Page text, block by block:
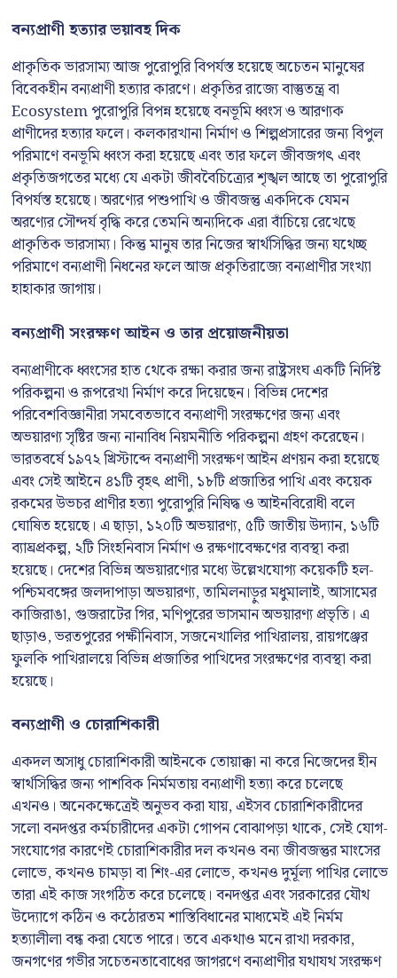
বন্যপ্রাণী হত্যার ভয়াবহ দিক
প্রাকৃতিক ভারসাম্য আজ পুরোপুরি বিপর্যস্ত হয়েছে অচেতন মানুষের
বিবেকহীন বন্যপ্রাণী হত্যার কারণে। প্রকৃতির রাজ্যে বাস্তুতন্ত্র বা
Ecosystem পুরোপুরি বিপন্ন হয়েছে বনভূমি ধ্বংস ও আরণ্যক
প্রাণীদের হত্যার ফলে। কলকারখানা নির্মাণ ও শিল্পপ্রসারের জন্য বিপুল
পরিমাণে বনভূমি ধ্বংস করা হয়েছে এবং তার ফলে জীবজগৎ এবং
প্রকৃতিজগতের মধ্যে যে একটা জীববৈচিত্র্যের শৃঙ্খল আছে তা পুরোপুরি
বিপর্যস্ত হয়েছে। অরণ্যের পশুপাখি ও জীবজন্তু একদিকে যেমন
অরণ্যের সৌন্দর্য বৃদ্ধি করে তেমনি অন্যদিকে এরা বাঁচিয়ে রেখেছে
প্রাকৃতিক ভারসাম্য। কিন্তু মানুষ তার নিজের স্বার্থসিদ্ধির জন্য যথেচ্ছ
পরিমাণে বন্যপ্রাণী নিধনের ফলে আজ প্রকৃতিরাজ্যে বন্যপ্রাণীর সংখ্যা
হাহাকার জাগায়।
বন্যপ্রাণী সংরক্ষণ আইন ও তার প্রয়োজনীয়তা
বন্যপ্রাণীকে ধ্বংসের হাত থেকে রক্ষা করার জন্য রাষ্ট্রসংঘ একটি নির্দিষ্ট
পরিকল্পনা ও রূপরেখা নির্মাণ করে দিয়েছেন। বিভিন্ন দেশের
পরিবেশবিজ্ঞানীরা সমবেতভাবে বন্যপ্রাণী সংরক্ষণের জন্য এবং
অভয়ারণ্য সৃষ্টির জন্য নানাবিধ নিয়মনীতি পরিকল্পনা গ্রহণ করেছেন।
ভারতবর্ষে ১৯৭২ খ্রিস্টাব্দে বন্যপ্রাণী সংরক্ষণ আইন প্রণয়ন করা হয়েছে
এবং সেই আইনে ৪১টি বৃহৎ প্রাণী, ১৮টি প্রজাতির পাখি এবং কয়েক
রকমের উভচর প্রাণীর হত্যা পুরোপুরি নিষিদ্ধ ও আইনবিরোধী বলে
ঘোষিত হয়েছে। এ ছাড়া, ১২০টি অভয়ারণ্য, ৫টি জাতীয় উদ্যান, ১৬টি
ব্যাঘ্রপ্রকল্প, ২টি সিংহনিবাস নির্মাণ ও রক্ষণাবেক্ষণের ব্যবস্থা করা
হয়েছে। দেশের বিভিন্ন অভয়ারণ্যের মধ্যে উল্লেখযোগ্য কয়েকটি হল-
পশ্চিমবঙ্গের জলদাপাড়া অভয়ারণ্য, তামিলনাড়ুর মধুমালাই, আসামের
কাজিরাঙা, গুজরাটের গির, মণিপুরের ভাসমান অভয়ারণ্য প্রভৃতি। এ
ছাড়াও, ভরতপুরের পক্ষীনিবাস, সজনেখালির পাখিরালয়, রায়গঞ্জের
ফুলকি পাখিরালয়ে বিভিন্ন প্রজাতির পাখিদের সংরক্ষণের ব্যবস্থা করা
হয়েছে।
বন্যপ্রাণী ও চোরাশিকারী
একদল অসাধু চোরাশিকারী আইনকে তোয়াক্কা না করে নিজেদের হীন
স্বার্থসিদ্ধির জন্য পাশবিক নির্মমতায় বন্যপ্রাণী হত্যা করে চলেছে
এখনও। অনেকক্ষেত্রেই অনুভব করা যায়, এইসব চোরাশিকারীদের
সলো বনদপ্তর কর্মচারীদের একটা গোপন বোঝাপড়া থাকে, সেই যোগ-
সংযোগের কারণেই চোরাশিকারীর দল কখনও বন্য জীবজন্তুর মাংসের
লোভে, কখনও চামড়া বা শিং-এর লোভে, কখনও দুর্মূল্য পাখির লোভে
তারা এই কাজ সংগঠিত করে চলেছে। বনদপ্তর এবং সরকারের যৌথ
উদ্যোগে কঠিন ও কঠোরতম শাস্তিবিধানের মাধ্যমেই এই নির্মম
হত্যালীলা বন্ধ করা যেতে পারে। তবে একথাও মনে রাখা দরকার,
জনগণের গভীর সচেতনতাবোধের জাগরণে বন্যপ্রাণীর যথাযথ সংরক্ষণ